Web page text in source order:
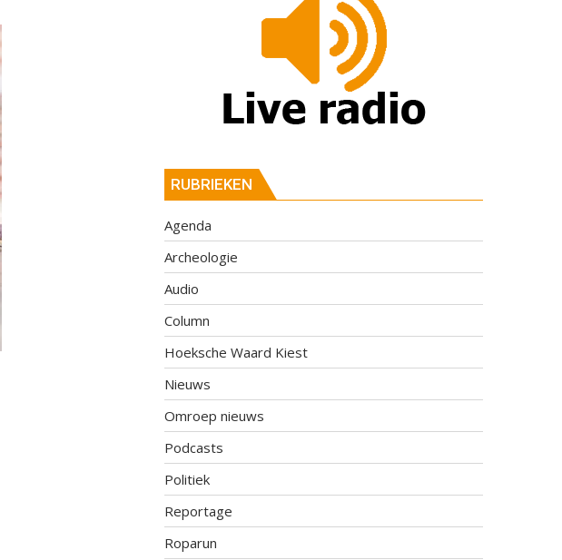
RUBRIEKEN
Agenda
Archeologie
Audio
Column
Hoeksche Waard Kiest
Nieuws
Omroep nieuws
Podcasts
Politiek
Reportage
Roparun